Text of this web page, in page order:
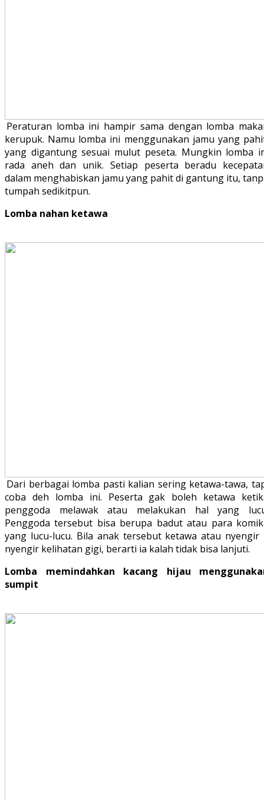
Peraturan lomba ini hampir sama dengan lomba
kerupuk. Namu lomba ini menggunakan jamu yang
yang digantung sesuai mulut peseta. Mungkin lomba
rada aneh dan unik. Setiap peserta beradu
dalam menghabiskan jamu yang pahit di gantung itu,
tumpah sedikitpun.
Lomba nahan ketawa
Dari berbagai lomba pasti kalian sering ketawa-tawa,
coba deh lomba ini. Peserta gak boleh ketawa
penggoda melawak atau melakukan hal yang
Penggoda tersebut bisa berupa badut atau para
yang lucu-lucu. Bila anak tersebut ketawa atau nyengir
nyengir kelihatan gigi, berarti ia kalah tidak bisa lanjuti.
Lomba memindahkan kacang hijau
sumpit